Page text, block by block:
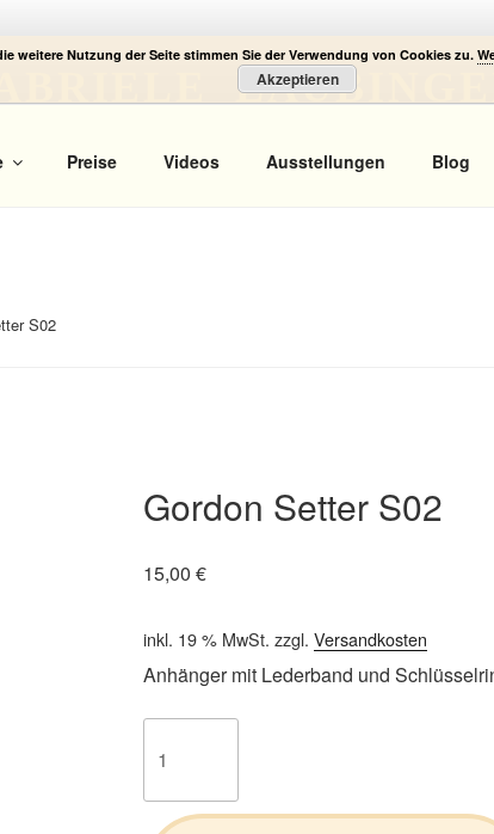
Preise Videos Ausstellungen Blog
S02
Gordon Setter S02
15,00 €
inkl. 19 % MwSt. zzgl. Versandkosten
Anhänger mit Lederband und
Setter
Menge
weitere Nutzung der Seite stimmen Sie der Verwendung von Cookies zu.
Akzeptieren